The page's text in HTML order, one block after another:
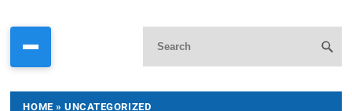
HOME »UNCATEGORIZED